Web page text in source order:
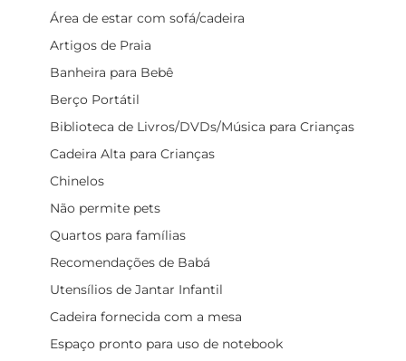
Área de estar com sofá/cadeira
Artigos de Praia
Banheira para Bebê
Berço Portátil
Biblioteca de Livros/DVDs/Música para Crianças
Cadeira Alta para Crianças
Chinelos
Não permite pets
Quartos para famílias
Recomendações de Babá
Utensílios de Jantar Infantil
Cadeira fornecida com a mesa
Espaço pronto para uso de notebook